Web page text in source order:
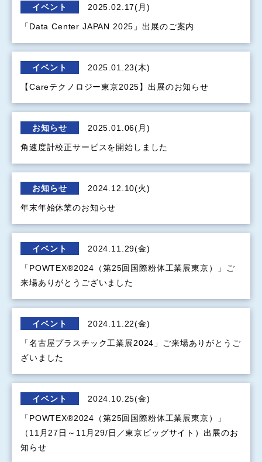
イベント 2025.02.17(月)
「Data Center JAPAN 2025」出展のご案内
イベント 2025.01.23(木)
【Careテクノロジー東京2025】出展のお知らせ
お知らせ 2025.01.06(月)
角速度計校正サービスを開始しました
お知らせ 2024.12.10(火)
年末年始休業のお知らせ
イベント 2024.11.29(金)
「POWTEX®2024（第25回国際粉体工業展東京）」ご
来場ありがとうございました
イベント 2024.11.22(金)
「名古屋プラスチック工業展2024」ご来場ありがとうご
ざいました
イベント 2024.10.25(金)
「POWTEX®2024（第25回国際粉体工業展東京）」
（11月27日～11月29/日／東京ビッグサイト）出展のお
知らせ